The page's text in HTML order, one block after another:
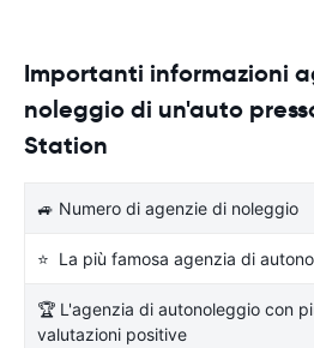
Importanti informazioni
noleggio di un'auto
Station
🚙 Numero di agenzie di noleggio
⭐ La più famosa agenzia di
🏆 L'agenzia di autonoleggio con
valutazioni positive